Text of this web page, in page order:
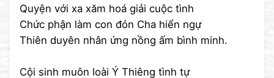
Quyện với xa xăm hoá giải cuộc tình
Chức phận làm con đón Cha hiển ngự
Thiên duyên nhân ứng nồng ấm bình minh.
Cội sinh muôn loài Ý Thiêng tình tự